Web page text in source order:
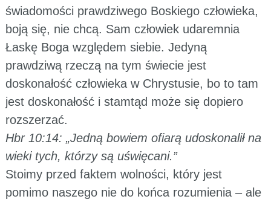
świadomości prawdziwego Boskiego człowieka,
boją się, nie chcą. Sam człowiek udaremnia
Łaskę Boga względem siebie. Jedyną
prawdziwą rzeczą na tym świecie jest
doskonałość człowieka w Chrystusie, bo to tam
jest doskonałość i stamtąd może się dopiero
rozszerzać.
Hbr 10:14: „Jedną bowiem ofiarą udoskonalił na
wieki tych, którzy są uświęcani.”
Stoimy przed faktem wolności, który jest
pomimo naszego nie do końca rozumienia – ale